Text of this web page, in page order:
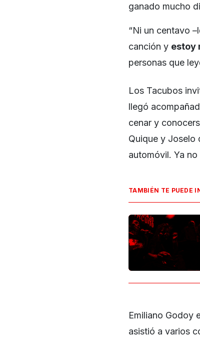
ganado mucho
“Ni un centavo
canción y estoy
personas que
Los Tacubos
llegó
cenar y
Quique y Joselo
automóvil. Ya
TAMBIÉN TE PUEDE
Emiliano Godoy
asistió a varios